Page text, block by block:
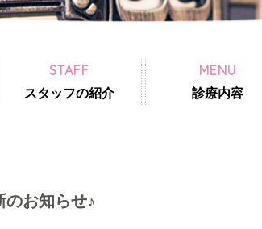
STAFF
スタッフの紹介
MENU
診療内容
のお知らせ♪